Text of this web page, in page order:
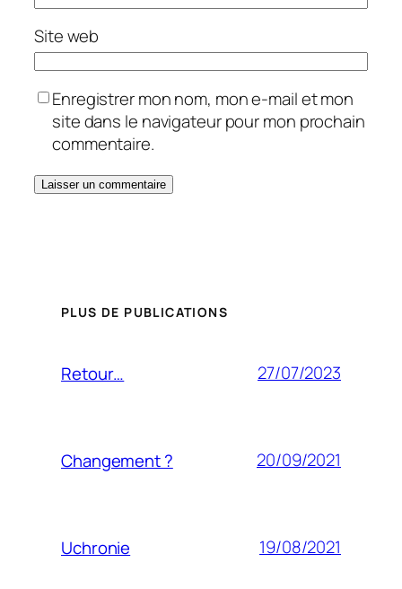
Site web
Enregistrer mon nom, mon e-mail et mon
site dans le navigateur pour mon prochain
commentaire.
PLUS DE PUBLICATIONS
Retour… 27/07/2023
Changement ? 20/09/2021
Uchronie 19/08/2021